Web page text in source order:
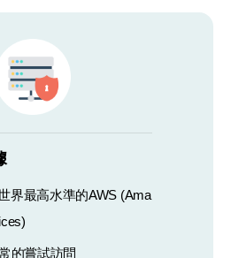
界最高水準的AWS (Ama
的嘗試訪問